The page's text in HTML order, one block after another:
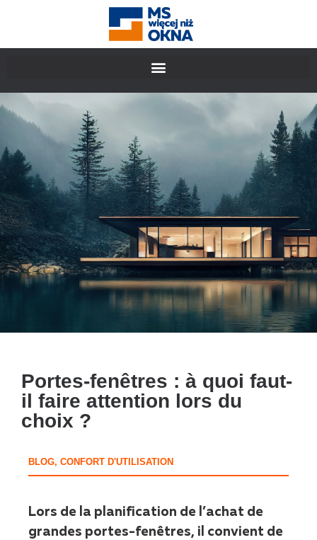
Portes-fenêtres : à quoi faut-
il faire attention lors du
choix ?
BLOG, CONFORT D'UTILISATION
Lors de la planification de l’achat de
grandes portes-fenêtres, il convient de